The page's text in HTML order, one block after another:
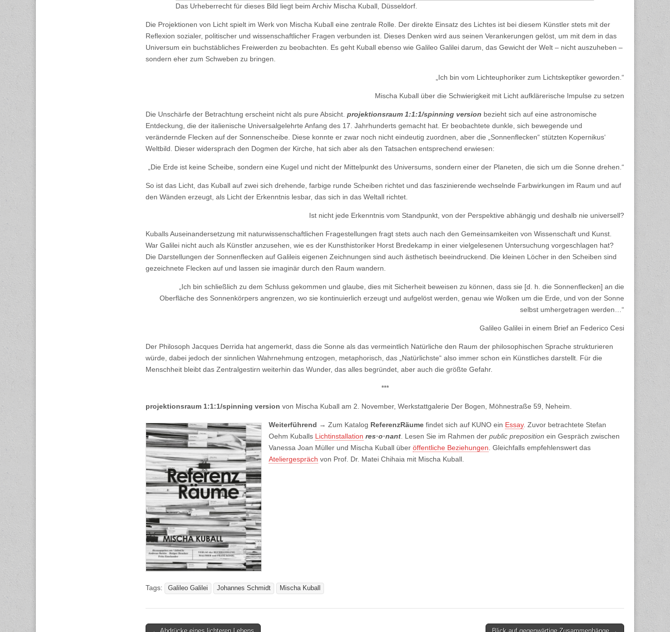
Das Urheberrecht für dieses Bild liegt beim Archiv Mischa Kuball, Düsseldorf.
Die Projektionen von Licht spielt im Werk von Mischa Kuball eine zentrale Rolle. Der direkte Einsatz des Lichtes ist bei diesem Künstler stets mit der
Reflexion sozialer, politischer und wissenschaftlicher Fragen verbunden ist. Dieses Denken wird aus seinen Verankerungen gelöst, um mit dem in das
Universum ein buchstäbliches Freiwerden zu beobachten. Es geht Kuball ebenso wie Galileo Galilei darum, das Gewicht der Welt – nicht auszuheben –
sondern eher zum Schweben zu bringen.
„Ich bin vom Lichteuphoriker zum Lichtskeptiker geworden.“
Mischa Kuball über die Schwierigkeit mit Licht aufklärerische Impulse zu setzen
Die Unschärfe der Betrachtung erscheint nicht als pure Absicht.projektionsraum 1:1:1/spinning version bezieht sich auf eine astronomische
Entdeckung, die der italienische Universalgelehrte Anfang des 17. Jahrhunderts gemacht hat. Er beobachtete dunkle, sich bewegende und
verändernde Flecken auf der Sonnenscheibe. Diese konnte er zwar noch nicht eindeutig zuordnen, aber die „Sonnenflecken“ stützten Kopernikus‘
Weltbild. Dieser widersprach den Dogmen der Kirche, hat sich aber als den Tatsachen entsprechend erwiesen:
„Die Erde ist keine Scheibe, sondern eine Kugel und nicht der Mittelpunkt des Universums, sondern einer der Planeten, die sich um die Sonne drehen.“
So ist das Licht, das Kuball auf zwei sich drehende, farbige runde Scheiben richtet und das faszinierende wechselnde Farbwirkungen im Raum und auf
den Wänden erzeugt, als Licht der Erkenntnis lesbar, das sich in das Weltall richtet.
Ist nicht jede Erkenntnis vom Standpunkt, von der Perspektive abhängig und deshalb nie universell?
Kuballs Auseinandersetzung mit naturwissenschaftlichen Fragestellungen fragt stets auch nach den Gemeinsamkeiten von Wissenschaft und Kunst.
War Galilei nicht auch als Künstler anzusehen, wie es der Kunsthistoriker Horst Bredekamp in einer vielgelesenen Untersuchung vorgeschlagen hat?
Die Darstellungen der Sonnenflecken auf Galileis eigenen Zeichnungen sind auch ästhetisch beeindruckend. Die kleinen Löcher in den Scheiben sind
gezeichnete Flecken auf und lassen sie imaginär durch den Raum wandern.
„Ich bin schließlich zu dem Schluss gekommen und glaube, dies mit Sicherheit beweisen zu können, dass sie [d. h. die Sonnenflecken] an die
Oberfläche des Sonnenkörpers angrenzen, wo sie kontinuierlich erzeugt und aufgelöst werden, genau wie Wolken um die Erde, und von der Sonne
selbst umhergetragen werden…“
Galileo Galilei in einem Brief an Federico Cesi
Der Philosoph Jacques Derrida hat angemerkt, dass die Sonne als das vermeintlich Natürliche den Raum der philosophischen Sprache strukturieren
würde, dabei jedoch der sinnlichen Wahrnehmung entzogen, metaphorisch, das „Natürlichste“ also immer schon ein Künstliches darstellt. Für die
Menschheit bleibt das Zentralgestirn weiterhin das Wunder, das alles begründet, aber auch die größte Gefahr.
***
projektionsraum 1:1:1/spinning version von Mischa Kuball am 2. November, Werkstattgalerie Der Bogen, Möhnestraße 59, Neheim.
Weiterführend → Zum Katalog ReferenzRäumefindet sich auf KUNO ein Essay. Zuvor betrachtete Stefan
Oehm Kuballs Lichtinstallation res·o·nant . Lesen Sie im Rahmen derpublic prepositionein Gespräch zwischen
Vanessa Joan Müller und Mischa Kuball überöffentliche Beziehungen . Gleichfalls empfehlenswert das
Ateliergespräch von Prof. Dr. Matei Chihaia mit Mischa Kuball.
Tags: Galileo Galilei Johannes Schmidt Mischa Kuball
Post